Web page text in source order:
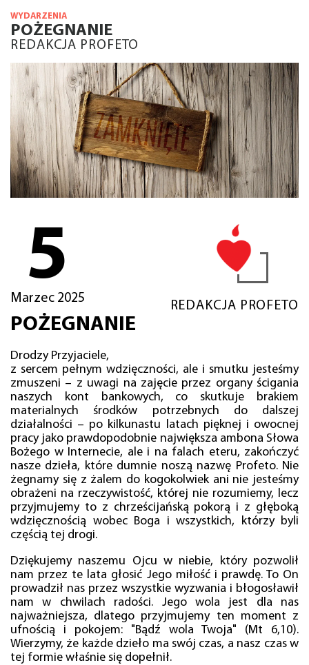
WYDARZENIA
POŻEGNANIE
REDAKCJA PROFETO
5
Marzec 2025
REDAKCJA PROFETO
POŻEGNANIE
Drodzy Przyjaciele,
z sercem pełnym wdzięczności, ale i smutku jesteśmy
zmuszeni – z uwagi na zajęcie przez organy ścigania
naszych kont bankowych, co skutkuje brakiem
materialnych środków potrzebnych do dalszej
działalności – po kilkunastu latach pięknej i owocnej
pracy jako prawdopodobnie największa ambona Słowa
Bożego w Internecie, ale i na falach eteru, zakończyć
nasze dzieła, które dumnie noszą nazwę Profeto. Nie
żegnamy się z żalem do kogokolwiek ani nie jesteśmy
obrażeni na rzeczywistość, której nie rozumiemy, lecz
przyjmujemy to z chrześcijańską pokorą i z głęboką
wdzięcznością wobec Boga i wszystkich, którzy byli
częścią tej drogi.
Dziękujemy naszemu Ojcu w niebie, który pozwolił
nam przez te lata głosić Jego miłość i prawdę. To On
prowadził nas przez wszystkie wyzwania i błogosławił
nam w chwilach radości. Jego wola jest dla nas
najważniejsza, dlatego przyjmujemy ten moment z
ufnością i pokojem: "Bądź wola Twoja" (Mt 6,10).
Wierzymy, że każde dzieło ma swój czas, a nasz czas w
tej formie właśnie się dopełnił.